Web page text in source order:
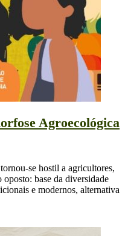
Agroecológica
se hostil a agricultores,
base da diversidade
e modernos, alternativa